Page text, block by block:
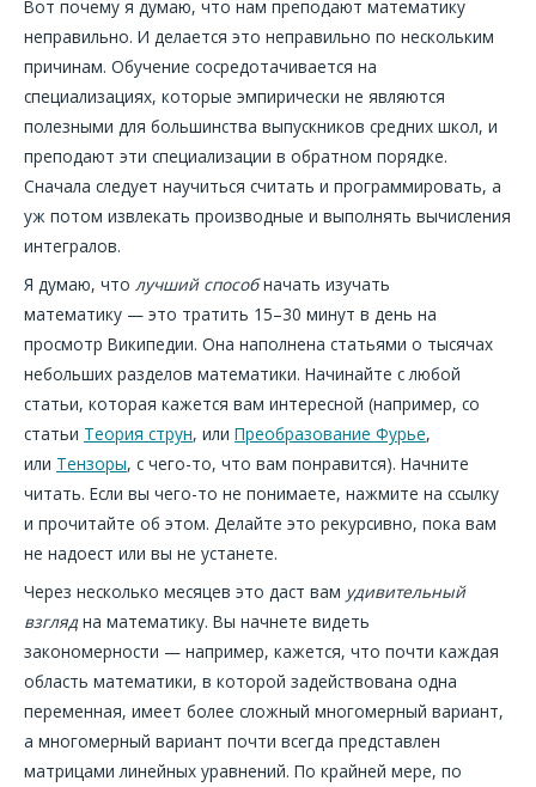
Вот почему я думаю, что нам преподают математику
неправильно. И делается это неправильно по нескольким
причинам. Обучение сосредотачивается на
специализациях, которые эмпирически не являются
полезными для большинства выпускников средних школ, и
преподают эти специализации в обратном порядке.
Сначала следует научиться считать и программировать, а
уж потом извлекать производные и выполнять вычисления
интегралов.
Я думаю, что лучший способначать изучать
математику — это тратить 15–30 минут в день на
просмотр Википедии. Она наполнена статьями о тысячах
небольших разделов математики. Начинайте с любой
статьи, которая кажется вам интересной (например, со
статьи Теория струн, или Преобразование Фурье,
или Тензоры, с чего-то, что вам понравится). Начните
читать. Если вы чего-то не понимаете, нажмите на ссылку
и прочитайте об этом. Делайте это рекурсивно, пока вам
не надоест или вы не устанете.
Через несколько месяцев это даст вам удивительный
взглядна математику. Вы начнете видеть
закономерности — например, кажется, что почти каждая
область математики, в которой задействована одна
переменная, имеет более сложный многомерный вариант,
а многомерный вариант почти всегда представлен
матрицами линейных уравнений. По крайней мере, по